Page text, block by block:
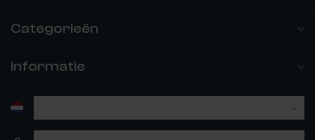
Categorieën
Informatie